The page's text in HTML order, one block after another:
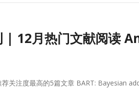
| 12月热门文献阅读
关注度最高的5篇文章 BART: Bayesian